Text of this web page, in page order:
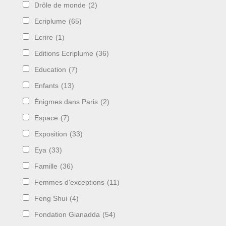
Drôle de monde (2)
Ecriplume (65)
Ecrire (1)
Editions Ecriplume (36)
Education (7)
Enfants (13)
Énigmes dans Paris (2)
Espace (7)
Exposition (33)
Eya (33)
Famille (36)
Femmes d'exceptions (11)
Feng Shui (4)
Fondation Gianadda (54)